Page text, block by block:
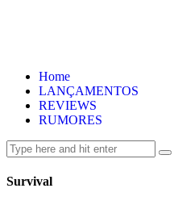
Home
LANÇAMENTOS
REVIEWS
RUMORES
Survival